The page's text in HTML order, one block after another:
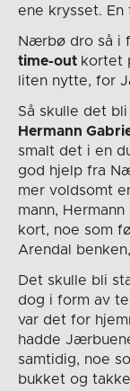
ene krysset.
Nærbø dro så i
time-out kortet
liten nytte, for
Så skulle det
Hermann
smalt det i en
god hjelp fra
mer voldsomt
mann,
kort, noe som
Arendal
Det skulle bli
dog i form av
var det for
hadde
samtidig, noe
bukket og